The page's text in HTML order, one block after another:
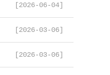
[2026-06-04]
[2026-03-06]
[2026-03-06]